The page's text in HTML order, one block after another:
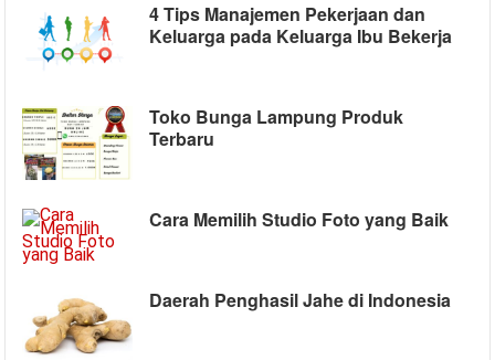
4 Tips Manajemen Pekerjaan dan
Keluarga pada Keluarga Ibu Bekerja
Toko Bunga Lampung Produk
Terbaru
Cara Memilih Studio Foto yang Baik
Daerah Penghasil Jahe di Indonesia